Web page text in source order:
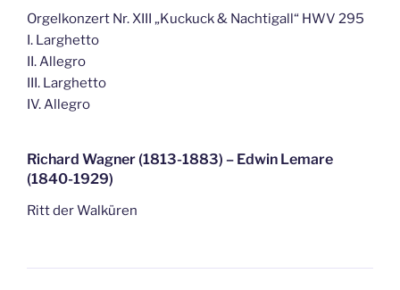
Orgelkonzert Nr. XIII „Kuckuck & Nachtigall“ HWV 295
I. Larghetto
II. Allegro
III. Larghetto
IV. Allegro
Richard Wagner (1813-1883) – Edwin Lemare
(1840-1929)
Ritt der Walküren